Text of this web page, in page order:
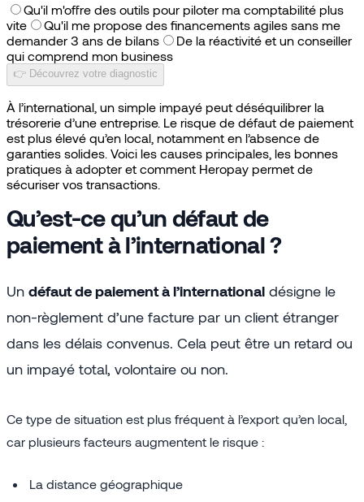
Qu'il m'offre des outils pour piloter ma comptabilité plus
vite
Qu'il me propose des financements agiles sans me
demander 3 ans de bilans
De la réactivité et un conseiller
qui comprend mon business
👉 Découvrez votre diagnostic
À l’international, un simple impayé peut déséquilibrer la
trésorerie d’une entreprise. Le risque de défaut de paiement
est plus élevé qu’en local, notamment en l’absence de
garanties solides. Voici les causes principales, les bonnes
pratiques à adopter et comment Heropay permet de
sécuriser vos transactions.
Qu’est-ce qu’un défaut de
paiement à l’international ?
Un défaut de paiement à l’international désigne le
non-règlement d’une facture par un client étranger
dans les délais convenus. Cela peut être un retard ou
un impayé total, volontaire ou non.
Ce type de situation est plus fréquent à l’export qu’en local,
car plusieurs facteurs augmentent le risque :
La distance géographique